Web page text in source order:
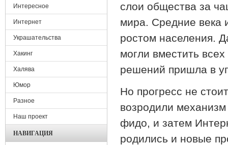
слои общества за
мира. Средние века
ростом населения.
могли вместить
решений пришла в
Но прогресс не
возродили
фидо, и затем
родились и новые
Интересное
Интернет
Украшательства
Хакинг
Халява
Юмор
Разное
Наш проект
НАВИГАЦИЯ